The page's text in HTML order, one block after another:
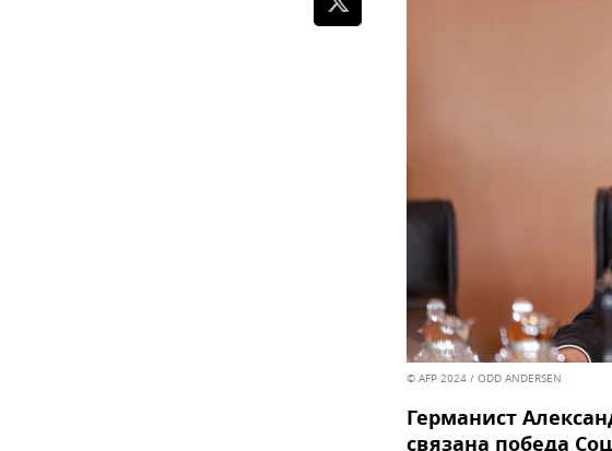
© AFP 2024 / ODD ANDERSEN
Германист